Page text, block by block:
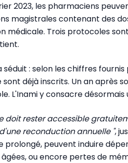
2023, les pharmaciens
magistrales contenant des
médicale. Trois protocoles
séduit : selon les chiffres
sont déjà inscrits. Un an après
L'Inami y consacre
doit rester accessible
reconduction annuelle ",
prolongé, peuvent induire
ou encore pertes de